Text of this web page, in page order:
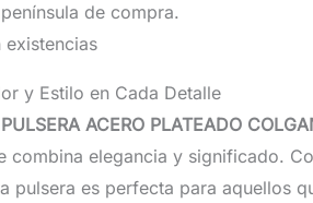
original
era:
12,00€.
actual
es:
4,00€.
de compra.
existencias
y Estilo en Cada Detalle
PULSERA ACERO PLATEADO
combina elegancia y significado.
pulsera es perfecta para aquellos